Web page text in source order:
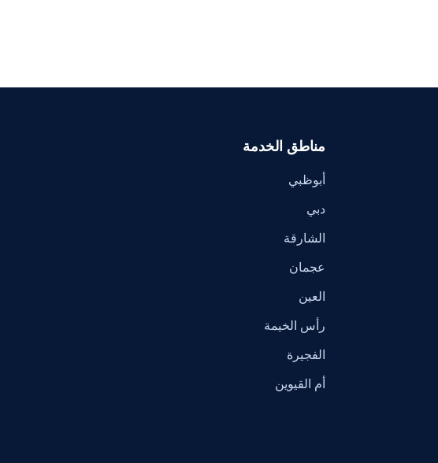
مناطق الخدمة
أبوظبي
دبي
الشارقة
عجمان
العين
رأس الخيمة
الفجيرة
أم القيوين